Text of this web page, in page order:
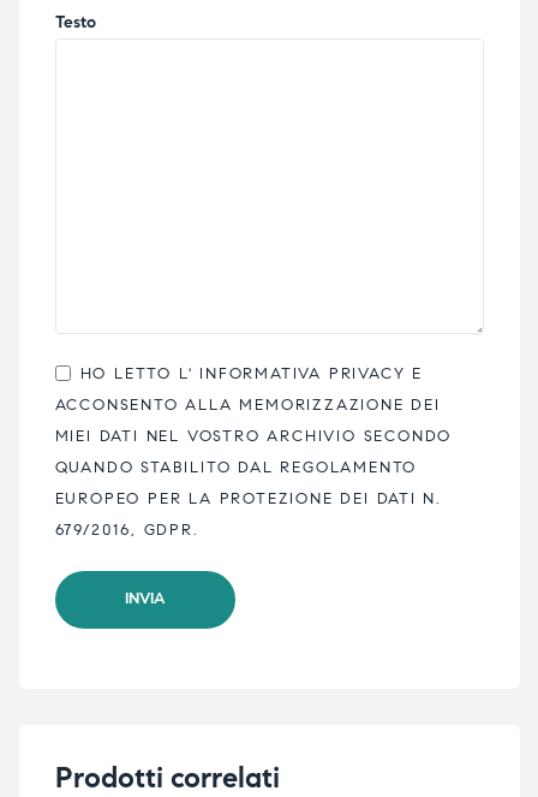
Testo
HO LETTO L' INFORMATIVA PRIVACY E
ACCONSENTO ALLA MEMORIZZAZIONE DEI
MIEI DATI NEL VOSTRO ARCHIVIO SECONDO
QUANDO STABILITO DAL REGOLAMENTO
EUROPEO PER LA PROTEZIONE DEI DATI N.
679/2016, GDPR.
Prodotti correlati